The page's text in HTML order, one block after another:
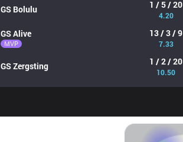
GS Bolulu 1 / 5 / 20
4.20
GSAlive
MVP
13 / 3 / 9
7.33
GSZergsting 1 / 2 / 20
10.50